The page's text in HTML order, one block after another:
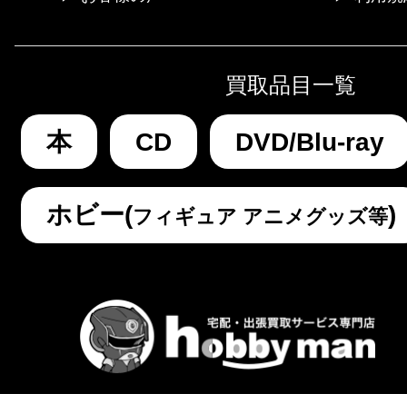
買取品目一覧
本 CD DVD/Blu-ray
ホビー(フィギュア アニメグッズ等)